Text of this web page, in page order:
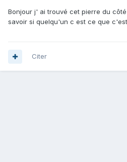
Bonjour j' ai trouvé cet pierre du
savoir si quelqu'un c est ce que
Citer